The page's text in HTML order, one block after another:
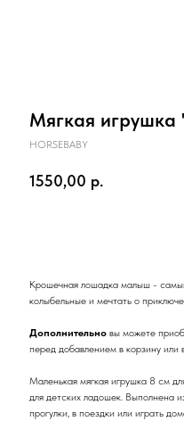
Мягкая
HORSEBABY
1550,00 р.
Крошечная лошадка малыш -
колыбельные и мечтать о
Дополнительно вы можете
перед добавлением в корзину или
Маленькая мягкая игрушка 8 см
для детских ладошек. Выполнена
прогулки, в поездки или играть